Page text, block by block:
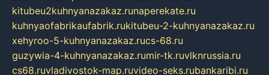
kitubeu2kuhnyanazakaz.runaperekate.ru
kuhnyaofabrikaufabrik.rukitubeu-2-kuhnyanazakaz.ru
xehyroo-5-kuhnyanazakaz.rucs-68.ru
guzywia-4-kuhnyanazakaz.rumir-tk.ruvlknrussia.ru
cs68.ruvladivostok-map.ruvideo-seks.rubankaribi.ru